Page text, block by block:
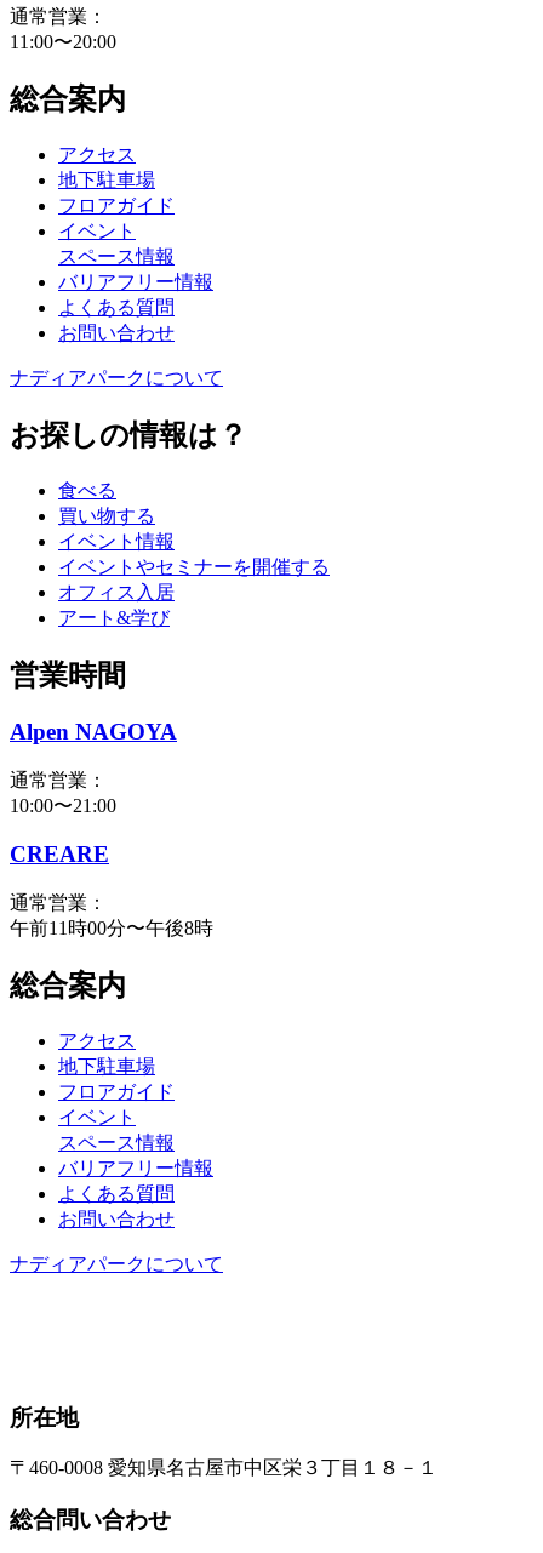
通常営業：
11:00〜20:00
総合案内
アクセス
地下駐車場
フロアガイド
イベント
スペース情報
バリアフリー情報
よくある質問
お問い合わせ
ナディアパークについて
お探しの情報は？
食べる
買い物する
イベント情報
イベントやセミナーを開催する
オフィス入居
アート&学び
営業時間
Alpen NAGOYA
通常営業：
10:00〜21:00
CREARE
通常営業：
午前11時00分〜午後8時
総合案内
アクセス
地下駐車場
フロアガイド
イベント
スペース情報
バリアフリー情報
よくある質問
お問い合わせ
ナディアパークについて
所在地
〒460-0008 愛知県名古屋市中区栄３丁目１８－１
総合問い合わせ